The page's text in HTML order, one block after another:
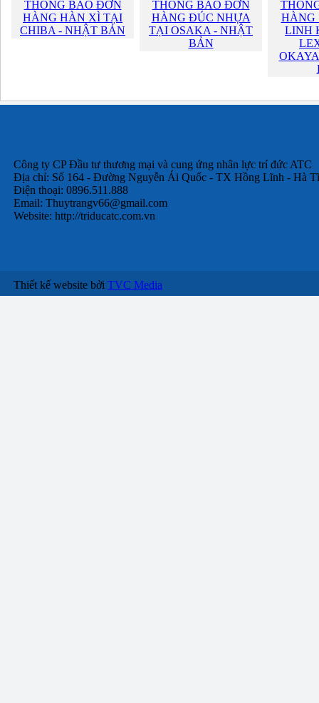
THÔNG BÁO ĐƠN
HÀNG HÀN XÌ TẠI
CHIBA - NHẬT BẢN
THÔNG BÁO ĐƠN
HÀNG ĐÚC NHỰA
TẠI OSAKA - NHẬT
BẢN
HÀNG
LINH
Công ty CP Đầu tư thương mại và cung ứng nhân lực trí đức ATC
Địa chỉ: Số 164 - Đường Nguyễn Ái Quốc - TX Hồng Lĩnh - Hà
Điện thoại: 0896.511.888
Email: Thuytrangv66@gmail.com
Website: http://triducatc.com.vn
Thiết kế website bởi TVC Media